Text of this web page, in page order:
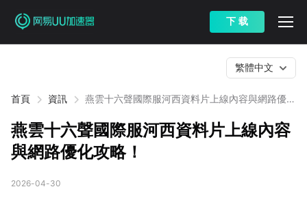
下 载
首頁 資訊
燕雲十六聲國際服河西資料片上線內容與網路優化
繁體中文
燕雲十六聲國際服河西資料片上線內容
與網路優化攻略！
2026-04-30